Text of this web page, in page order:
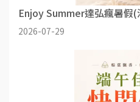
Enjoy Summer達弘瘋暑假
2026-07-29